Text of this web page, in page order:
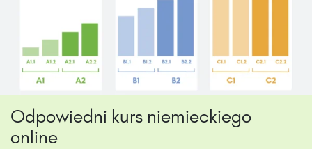
Odpowiedni kurs niemieckiego
online